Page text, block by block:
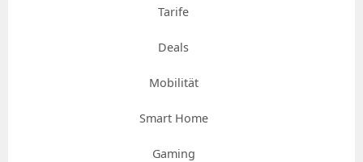
Tarife
Deals
Mobilität
Smart Home
Gaming